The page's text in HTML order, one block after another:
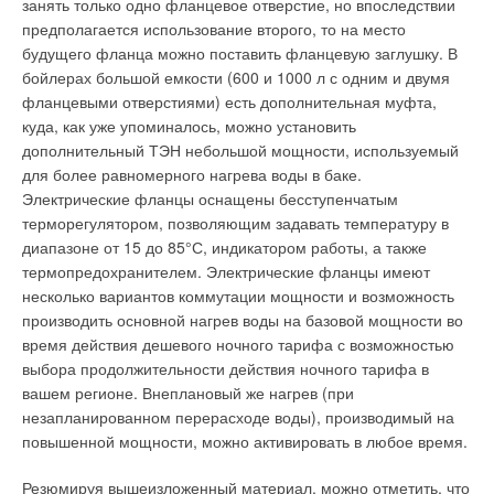
занять только одно фланцевое отверстие, но впоследствии
предполагается использование второго, то на место
будущего фланца можно поставить фланцевую заглушку. В
бойлерах большой емкости (600 и 1000 л с одним и двумя
фланцевыми отверстиями) есть дополнительная муфта,
куда, как уже упоминалось, можно установить
дополнительный ТЭН небольшой мощности, используемый
для более равномерного нагрева воды в баке.
Электрические фланцы оснащены бесступенчатым
терморегулятором, позволяющим задавать температуру в
диапазоне от 15 до 85°С, индикатором работы, а также
термопредохранителем. Электрические фланцы имеют
несколько вариантов коммутации мощности и возможность
производить основной нагрев воды на базовой мощности во
время действия дешевого ночного тарифа с возможностью
выбора продолжительности действия ночного тарифа в
вашем регионе. Внеплановый же нагрев (при
незапланированном перерасходе воды), производимый на
повышенной мощности, можно активировать в любое время.
Резюмируя вышеизложенный материал, можно отметить, что